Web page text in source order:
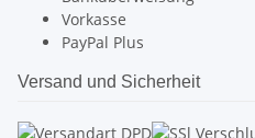
Vorkasse
PayPal Plus
Versand und Sicherheit